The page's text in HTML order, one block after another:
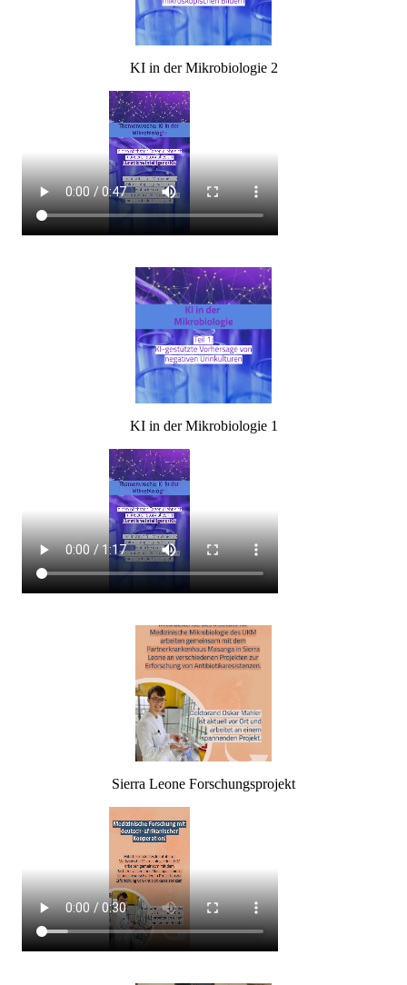
KI in der Mikrobiologie 2
KI in der Mikrobiologie 1
Sierra Leone Forschungsprojekt